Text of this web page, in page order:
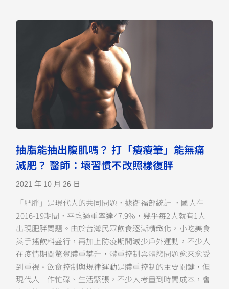
抽脂能抽出腹肌嗎？ 打「瘦瘦筆」能無痛
減肥？ 醫師：壞習慣不改照樣復胖
2021 年 10 月 26 日
「肥胖」是現代人的共同問題，據衛福部統計 ，國人在
2016-19期間，平均過重率達47.9%，幾乎每2人就有1人
出現肥胖問題。由於台灣民眾飲食逐漸精緻化，小吃美食
與手搖飲料盛行，再加上防疫期間減少戶外運動，不少人
在疫情期間驚覺體重攀升，體重控制與體態問題愈來愈受
到重視。飲食控制與規律運動是體重控制的主要關鍵，但
現代人工作忙碌、生活緊張，不少人考量到時間成本，會